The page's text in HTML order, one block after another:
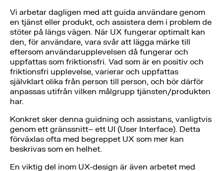
Vi arbetar dagligen med att guida användare genom
en tjänst eller produkt, och assistera dem i problem de
stöter på längs vägen. När UX fungerar optimalt kan
den, för användare, vara svår att lägga märke till
eftersom användarupplevelsen då fungerar och
uppfattas som friktionsfri. Vad som är en positiv och
friktionsfri upplevelse, varierar och uppfattas
självklart olika från person till person, och bör därför
anpassas utifrån vilken målgrupp tjänsten/produkten
har.
Konkret sker denna guidning och assistans, vanligtvis
genom ett gränssnitt– ett UI (User Interface). Detta
förväxlas ofta med begreppet UX som mer kan
beskrivas som en helhet.
En viktig del inom UX-design är även arbetet med